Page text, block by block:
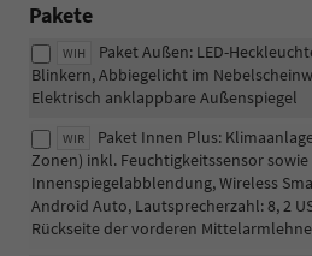
Pakete
WIH
Paket Außen: LED-
Blinkern, Abbiegelicht im
Elektrisch anklappbare Außenspiegel
WIR
Paket Innen Plus:
Zonen) inkl. Feuchtigkeitssensor
Innenspiegelabblendung, Wireless
Android Auto, Lautsprecherzahl: 8, 2
Rückseite der vorderen